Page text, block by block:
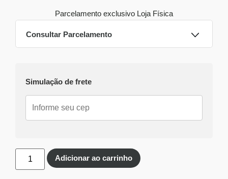
Parcelamento exclusivo Loja Física
Consultar Parcelamento
Pix:R$1.437,26 Aprovação imediata
EconomizeR$91,74
Aprovação imediata
Simulação de frete
Adicionar ao carrinho